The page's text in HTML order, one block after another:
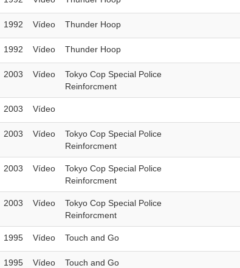
1992 Vídeo Thunder Hoop
1992 Vídeo Thunder Hoop
2003 Vídeo
Tokyo Cop Special Police
Reinforcment
2003 Vídeo
2003 Vídeo
Tokyo Cop Special Police
Reinforcment
2003 Vídeo
Tokyo Cop Special Police
Reinforcment
2003 Vídeo
Tokyo Cop Special Police
Reinforcment
1995 Vídeo Touch and Go
1995 Vídeo Touch and Go